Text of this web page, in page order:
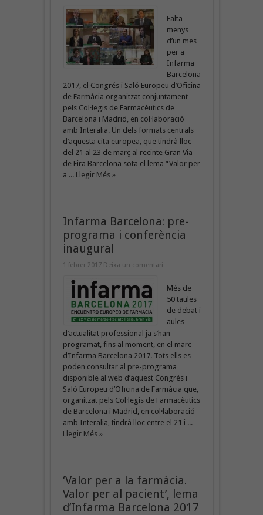
Falta
menys
d’un mes
per a
Infarma
Barcelona
2017, el Congrés i Saló Europeu d’Oficina
de Farmàcia organitzat conjuntament
pels Col·legis de Farmacèutics de
Barcelona i Madrid, en col·laboració
amb Interalia. Un dels formats centrals
d’aquesta cita europea, que tindrà lloc
del 21 al 23 de març al recinte Gran Via
de Fira Barcelona sota el lema “Valor per
a ... Llegir Més »
Infarma Barcelona: pre-
programa i conferència
inaugural
1 febrer 2017 Deixa un comentari
Més de
50 taules
de debat i
aules
d’actualitat professional ja s’han
programat, fins al moment, en el marc
d’Infarma Barcelona 2017. Tots ells es
poden consultar al pre-programa
disponible al web d’aquest Congrés i
Saló Europeu d’Oficina de Farmàcia que,
organitzat pels Col·legis de Farmacèutics
de Barcelona i Madrid, en col·laboració
amb Interalia, tindrà lloc entre el 21 i ...
Llegir Més »
‘Valor per a la farmàcia.
Valor per al pacient’, lema
d’Infarma Barcelona 2017